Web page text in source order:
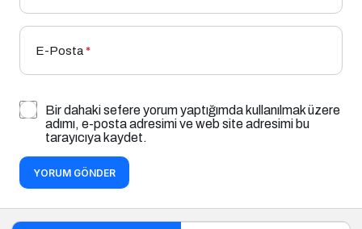
E-Posta*
Bir dahaki sefere yorum yaptığımda kullanılmak üzere
adımı, e-posta adresimi ve web site adresimi bu
tarayıcıya kaydet.
YORUM GÖNDER